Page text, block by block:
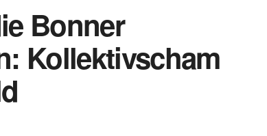
Bonner
Kollektivscham